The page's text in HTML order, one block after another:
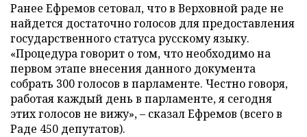
Ранее Ефремов сетовал, что в Верховной раде не
найдется достаточно голосов для предоставления
государственного статуса русскому языку.
«Процедура говорит о том, что необходимо на
первом этапе внесения данного документа
собрать 300 голосов в парламенте. Честно говоря,
работая каждый день в парламенте, я сегодня
этих голосов не вижу», – сказал Ефремов (всего в
Раде 450 депутатов).